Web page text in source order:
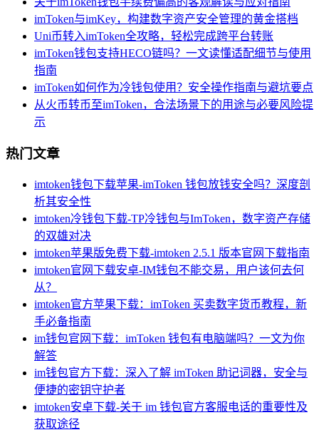
imToken与imKey，构建数字资产安全管理的黄金搭档
Uni币转入imToken全攻略，轻松完成跨平台转账
imToken钱包支持HECO链吗？一文读懂适配细节与使用
指南
imToken如何作为冷钱包使用？安全操作指南与避坑要点
从火币转币至imToken，合法场景下的用途与必要风险提
示
热门文章
imtoken钱包下载苹果-imToken 钱包放钱安全吗？深度剖
析其安全性
imtoken冷钱包下载-TP冷钱包与ImToken，数字资产存储
的双雄对决
imtoken苹果版免费下载-imtoken 2.5.1 版本官网下载指南
imtoken官网下载安卓-IM钱包不能交易，用户该何去何
从？
imtoken官方苹果下载：imToken 买卖数字货币教程，新
手必备指南
im钱包官网下载：imToken 钱包有电脑端吗？一文为你
解答
im钱包官方下载：深入了解 imToken 助记词器，安全与
便捷的密钥守护者
imtoken安卓下载-关于 im 钱包官方客服电话的重要性及
获取途径